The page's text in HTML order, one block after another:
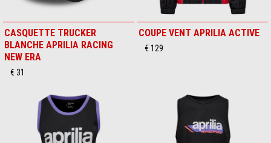
CASQUETTE TRUCKER
BLANCHE APRILIA RACING
NEW ERA
€ 31
COUPE VENT APRILIA ACTIVE
€ 129